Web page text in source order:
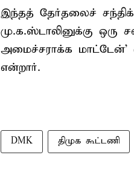
இந்தத் தேர்தலைச்
மு.க.ஸ்டாலினுக்கு ஒரு
அமைச்சராக்க மாட்டேன்'
என்றார்.
DMK திமுக கூட்டணி